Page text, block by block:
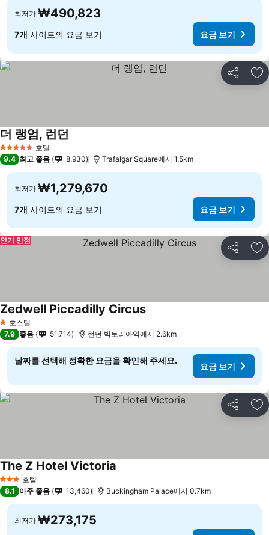
최저가 ₩490,823
7개 사이트의 요금 보기 요금 보기
공유 즐
5 성급 호텔
더 랭엄, 런던
9.4 최고 좋음 8,930 Trafalgar Square에서 1.5km
최저가 ₩1,279,670
7개 사이트의 요금 보기 요금 보기
공유 즐
인기 만점
1 성급호스텔
Zedwell Piccadilly Circus요금 보기
7.9 좋음 51,714 런던 빅토리아역에서 2.6km
날짜를 선택해 정확한 요금을 확인해 주세요.
요금 보기
공유 즐
3 성급 호텔
The Z Hotel Victoria
8.1 아주 좋음 13,460 Buckingham Palace에서 0.7km
최저가 ₩273,175